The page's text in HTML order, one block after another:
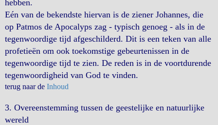
hebben.
Eén van de bekendste hiervan is de ziener Johannes, die
op Patmos de Apocalyps zag - typisch genoeg - als in de
tegenwoordige tijd afgeschilderd. Dit is een teken van alle
profetieën om ook toekomstige gebeurtenissen in de
tegenwoordige tijd te zien. De reden is in de voortdurende
tegenwoordigheid van God te vinden.
terug naar de Inhoud
3. Overeenstemming tussen de geestelijke en natuurlijke
wereld